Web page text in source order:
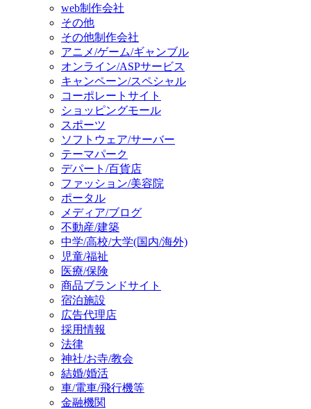
web制作会社
その他
その他制作会社
アニメ/ゲーム/ギャンブル
オンライン/ASPサービス
キャンペーン/スペシャル
コーポレートサイト
ショッピングモール
スポーツ
ソフトウェア/サーバー
テーマパーク
デパート/百貨店
ファッション/美容院
ポータル
メディア/ブログ
不動産/建築
中学/高校/大学(国内/海外)
児童/福祉
医療/保険
商品ブランドサイト
宿泊施設
広告代理店
採用情報
法律
神社/お寺/教会
結婚/婚活
車/電車/飛行機等
金融機関